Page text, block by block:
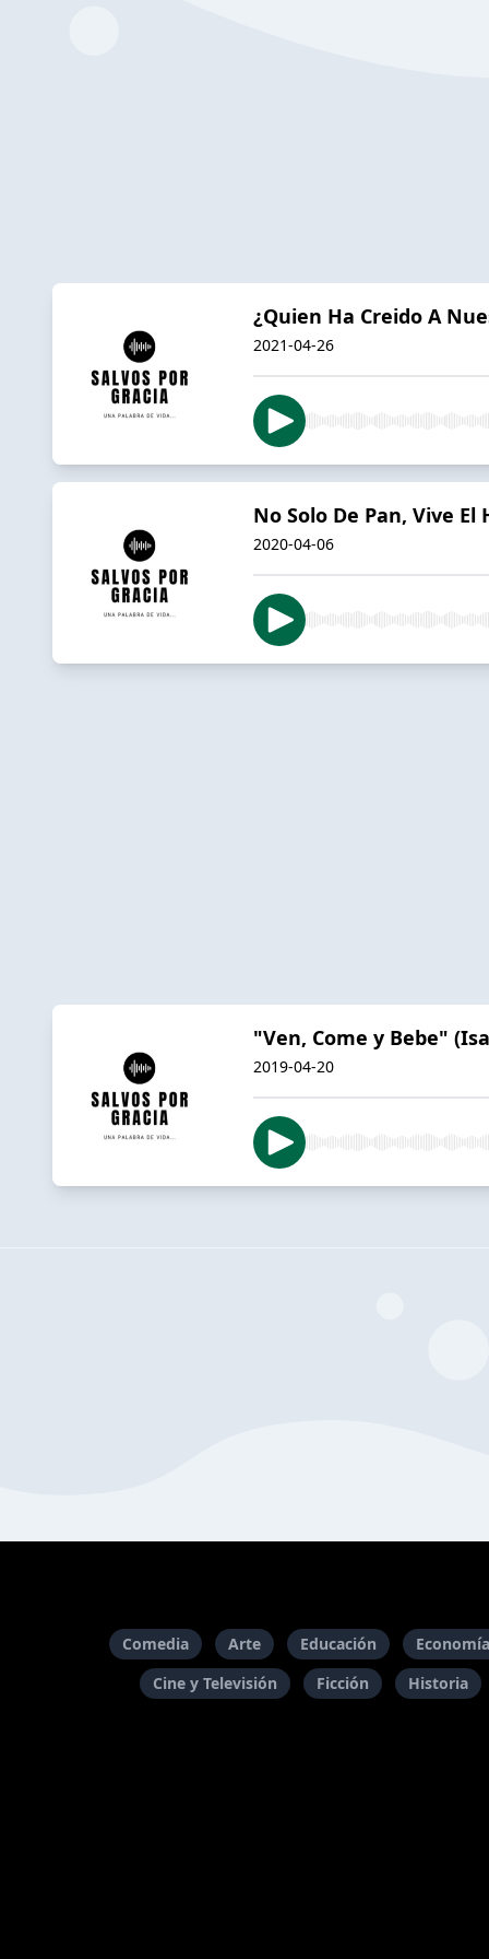
¿Quien Ha Creido A
2021-04-26
No Solo De Pan, Vive
2020-04-06
"Ven, Come y Bebe"
2019-04-20
Comedia Arte Educación
Cine y Televisión
Ficción Historia